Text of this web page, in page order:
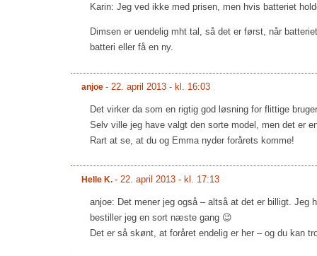
Karin: Jeg ved ikke med prisen, men hvis batteriet
Dimsen er uendelig mht tal, så det er først, når
batteri eller få en ny.
anjoe - 22. april 2013 - kl. 16:03
Det virker da som en rigtig god løsning for flittige
Selv ville jeg have valgt den sorte model, men det er
Rart at se, at du og Emma nyder forårets komme!
Helle K. - 22. april 2013 - kl. 17:13
anjoe: Det mener jeg også – altså at det er billigt.
bestiller jeg en sort næste gang 😉
Det er så skønt, at foråret endelig er her – og du kan